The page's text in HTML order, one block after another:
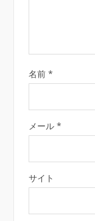
名前 *
メール *
サイト